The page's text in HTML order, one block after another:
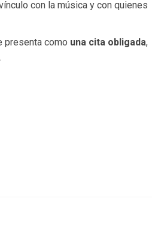
con la música y con quienes
presenta como una cita obligada,